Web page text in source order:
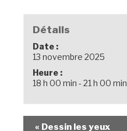
Détails
Date :
13 novembre 2025
Heure :
18 h 00 min - 21 h 00 min
« Dessin les yeux